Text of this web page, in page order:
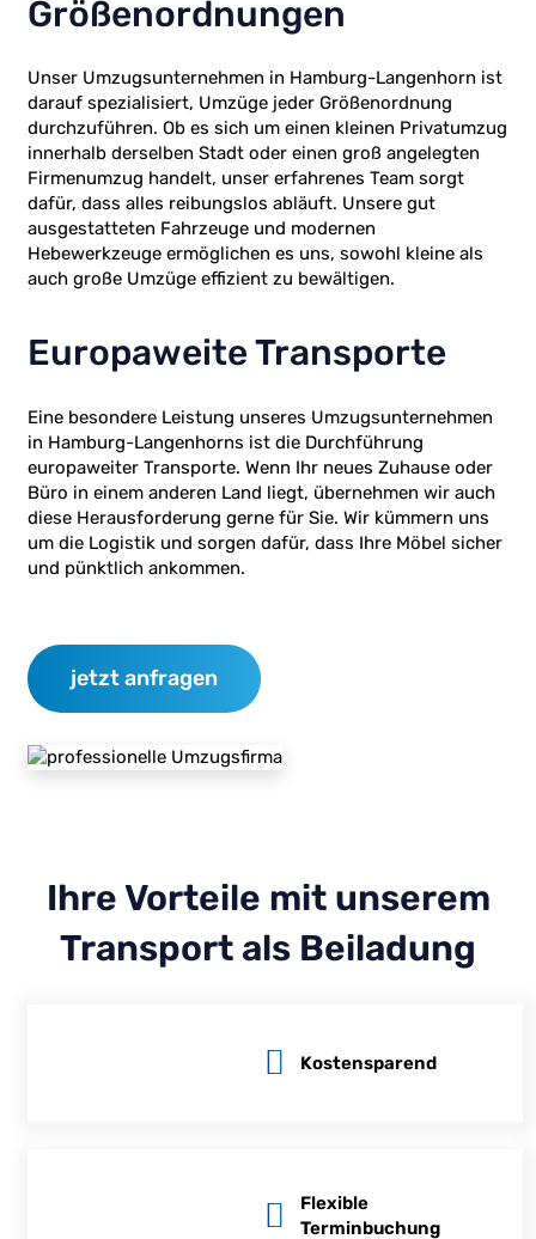
Größenordnungen
Unser Umzugsunternehmen in Hamburg-Langenhorn ist
darauf spezialisiert, Umzüge jeder Größenordnung
durchzuführen. Ob es sich um einen kleinen Privatumzug
innerhalb derselben Stadt oder einen groß angelegten
Firmenumzug handelt, unser erfahrenes Team sorgt
dafür, dass alles reibungslos abläuft. Unsere gut
ausgestatteten Fahrzeuge und modernen
Hebewerkzeuge ermöglichen es uns, sowohl kleine als
auch große Umzüge effizient zu bewältigen.
Europaweite Transporte
Eine besondere Leistung unseres Umzugsunternehmen
in Hamburg-Langenhorns ist die Durchführung
europaweiter Transporte. Wenn Ihr neues Zuhause oder
Büro in einem anderen Land liegt, übernehmen wir auch
diese Herausforderung gerne für Sie. Wir kümmern uns
um die Logistik und sorgen dafür, dass Ihre Möbel sicher
und pünktlich ankommen.
jetzt anfragen
Ihre Vorteile mit unserem
Transport als Beiladung
Kostensparend
Flexible
Terminbuchung